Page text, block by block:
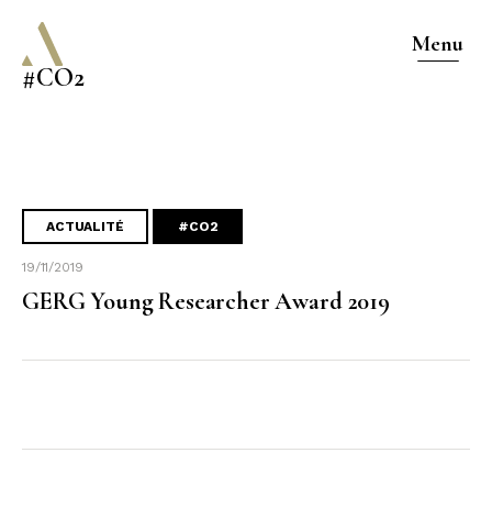
Menu
#CO2
ACTUALITÉ #CO2
19/11/2019
GERG Young Researcher Award 2019